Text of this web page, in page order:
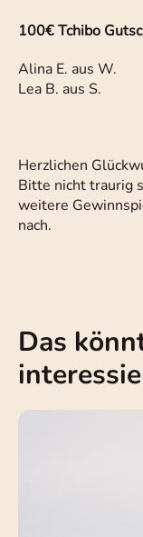
100€ Tchibo
Alina E. aus W.
Lea B. aus S.
Herzlichen
Bitte nicht traurig
weitere
nach.
Das